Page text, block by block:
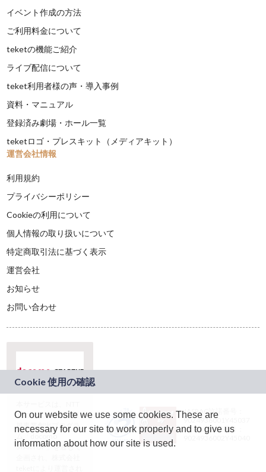
イベント作成の方法
ご利用料金について
teketの機能ご紹介
ライブ配信について
teket利用者様の声・導入事例
資料・マニュアル
登録済み劇場・ホール一覧
teketロゴ・プレスキット（メディアキット）
運営会社情報
利用規約
プライバシーポリシー
Cookieの利用について
個人情報の取り扱いについて
特定商取引法に基づく表示
運営会社
お知らせ
お問い合わせ
ドコモグループの新
規事業創出プログラ
ム「docomo
STARTUP」を通じて
JASRAC許諾番号：
9024936001Y45037
JASRAC許諾番号：
On our website we use some cookies. These are
necessary for our site to work properly and to give us
information about how our site is used.